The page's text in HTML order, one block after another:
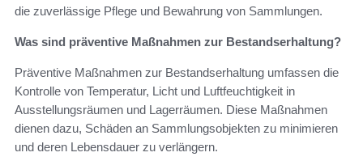
die zuverlässige Pflege und Bewahrung von Sammlungen.
Was sind präventive Maßnahmen zur Bestandserhaltung?
Präventive Maßnahmen zur Bestandserhaltung umfassen die
Kontrolle von Temperatur, Licht und Luftfeuchtigkeit in
Ausstellungsräumen und Lagerräumen. Diese Maßnahmen
dienen dazu, Schäden an Sammlungsobjekten zu minimieren
und deren Lebensdauer zu verlängern.